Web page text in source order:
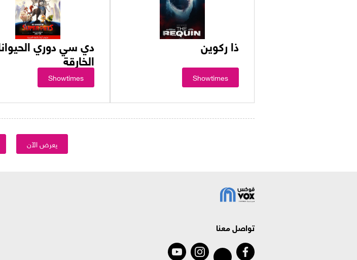
ذا ركوين
Showtimes
دي سي دوري
الخارقة
Showtimes
يعرض الآن
تواصل معنا